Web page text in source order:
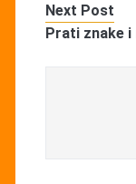
Next Post
Prati znake i